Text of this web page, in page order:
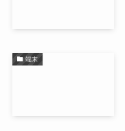
端末